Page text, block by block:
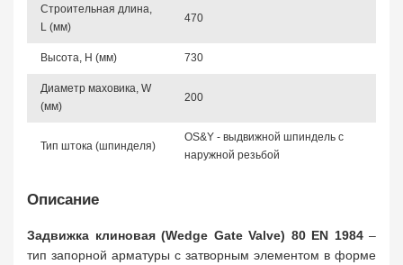
Строительная длина,
L (мм)
470
Высота, Н (мм) 730
Диаметр маховика, W
(мм)
200
Тип штока (шпинделя)
OS&Y - выдвижной шпиндель с
наружной резьбой
Описание
Задвижка клиновая (Wedge Gate Valve) 80 EN 1984–
тип запорной арматуры с затворным элементом в форме